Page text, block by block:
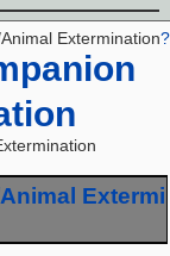
Extermination?
Extermi